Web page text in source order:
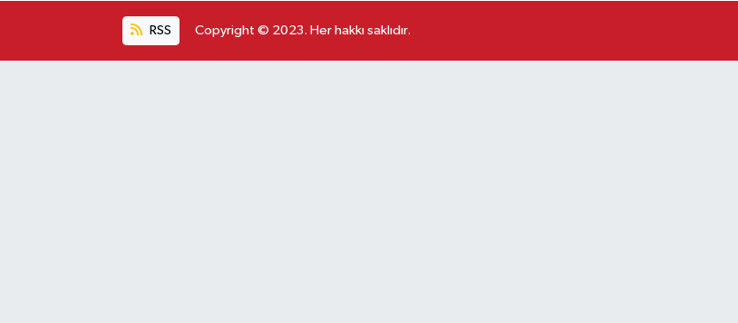
RSS Copyright © 2023. Her hakkı saklıdır.